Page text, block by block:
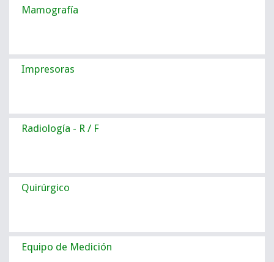
Mamografía
Impresoras
Radiología - R / F
Quirúrgico
Equipo de Medición